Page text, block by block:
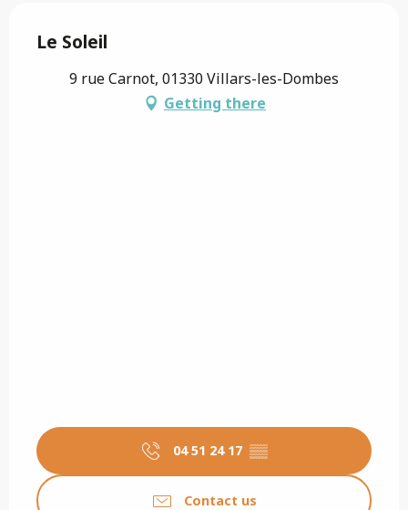
Le Soleil
9 rue Carnot, 01330 Villars-les-Dombes
Getting there
04 51 24 17 ▒▒
Contact us